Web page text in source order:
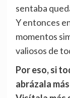
sentaba
Y entonces
momentos
valiosos de
Por eso, si
abrázala